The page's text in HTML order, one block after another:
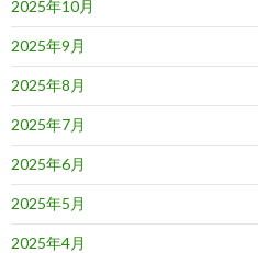
2025年10月
2025年9月
2025年8月
2025年7月
2025年6月
2025年5月
2025年4月